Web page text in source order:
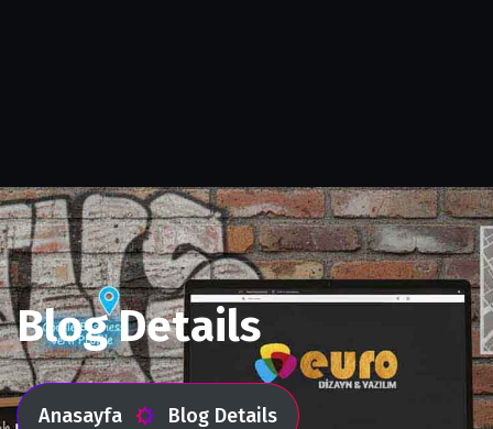
Blog Details
Anasayfa Blog Details